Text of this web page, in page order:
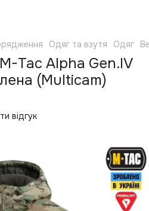
Одяг та взутя Одяг
Tac Alpha Gen.IV
(Multicam)
відгук